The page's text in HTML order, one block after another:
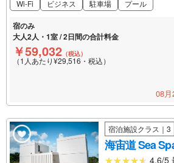
Wi-Fi
ビジネス 駐車場 プール
宿のみ
大人2人・1室 / 2日間の合計料金
￥59,032 （税込）
（1人あたり¥29,516・税込）
08
宿泊施設クラス｜3
海宙道 Sea
4.6/5